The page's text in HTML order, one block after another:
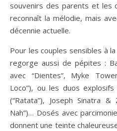
souvenirs des parents et les
reconnaît la mélodie, mais
décennie actuelle.
Pour les couples sensibles à
regorge aussi de pépites :
avec “Dientes”, Myke
Loco”), ou les duos
(“Ratata”), Joseph Sinatra
Nah”)… Dosés avec
donnent une teinte